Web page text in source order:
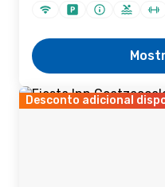
Desconto adicional